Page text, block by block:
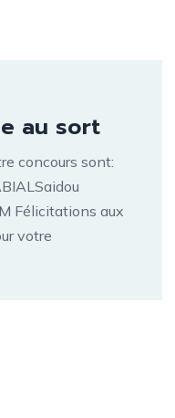
au sort
concours sont:
Félicitations aux
votre